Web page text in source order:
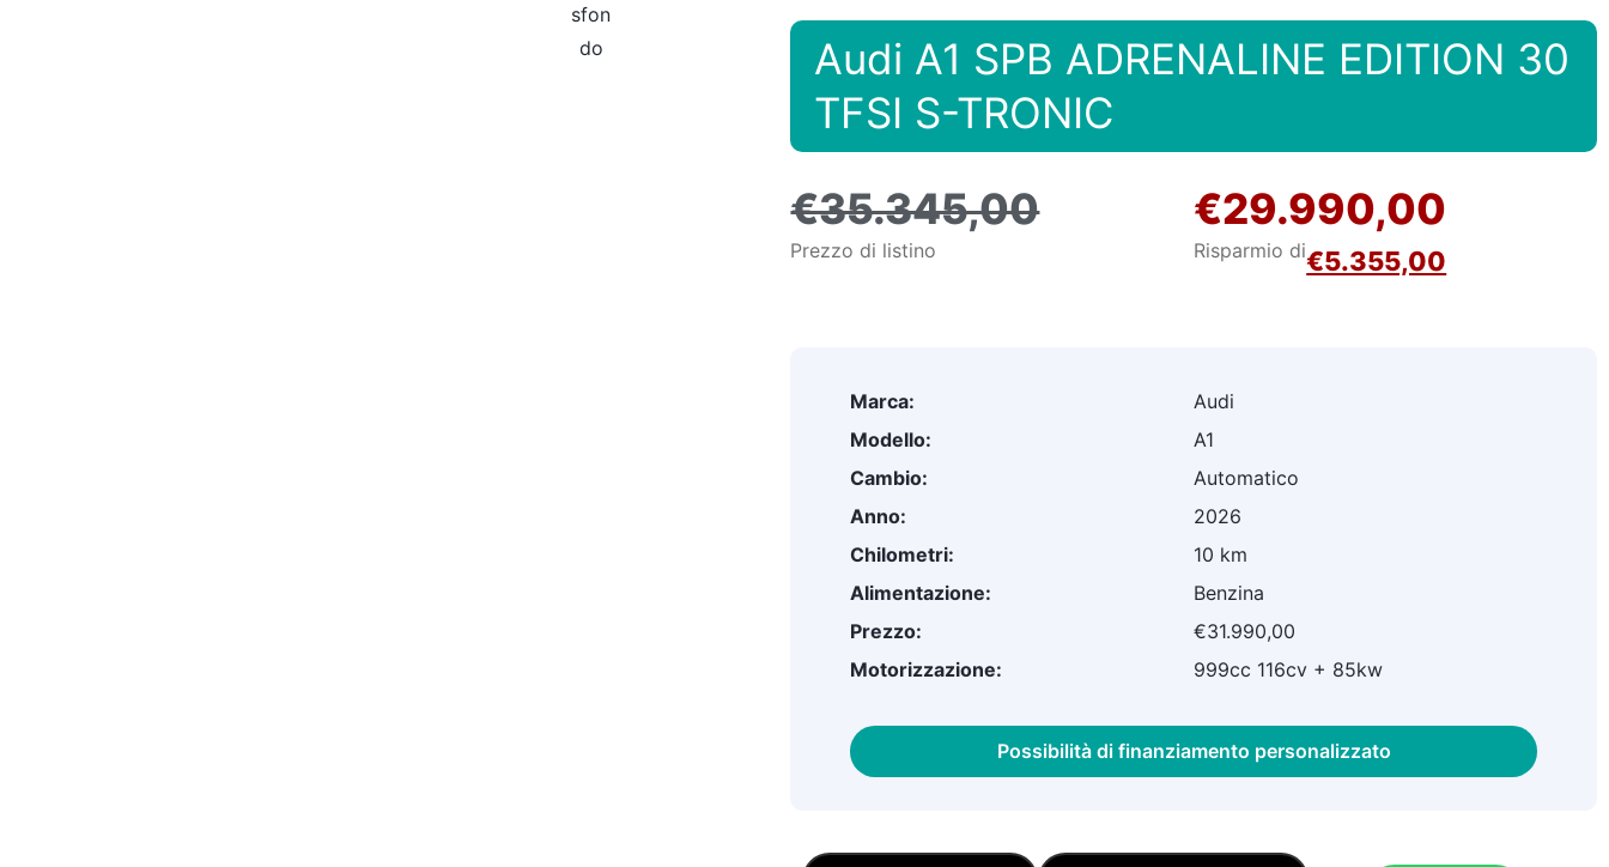
Audi A1 SPB ADRENALINE EDITION 30
TFSI S-TRONIC
€35.345,00
Prezzo di listino
€29.990,00
Risparmio di€5.355,00
Marca:
Audi
Modello:
A1
Cambio:
Automatico
Anno:
2026
Chilometri:
10 km
Alimentazione:
Benzina
Prezzo:
€31.990,00
Motorizzazione:
999cc 116cv + 85kw
Possibilità di finanziamento personalizzato